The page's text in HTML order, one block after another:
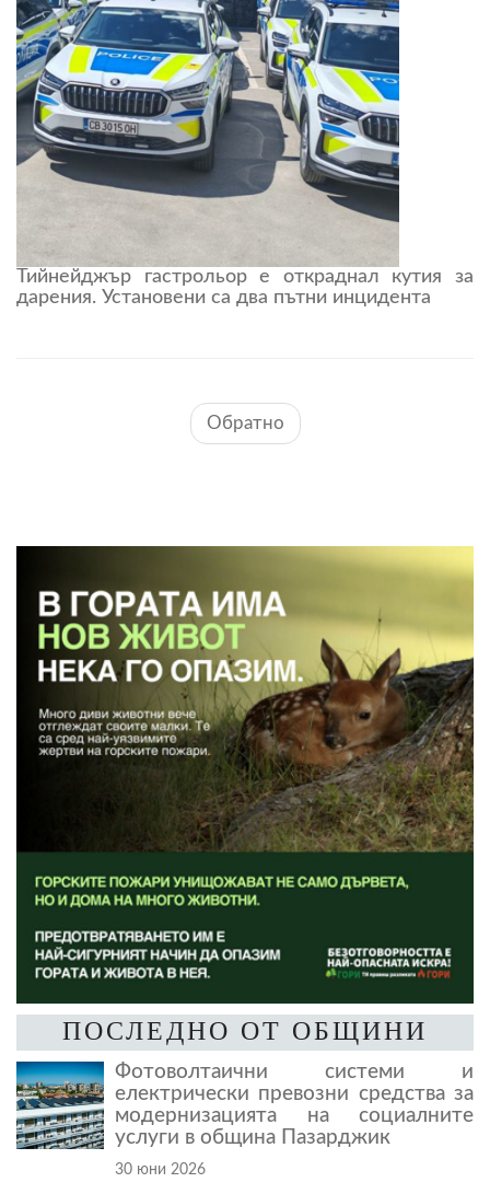
Тийнейджър гастрольор е откраднал кутия за
дарения. Установени са два пътни инцидента
Обратно
ПОСЛЕДНО ОТ ОБЩИНИ
Фотоволтаични системи и
електрически превозни средства за
модернизацията на социалните
услуги в община Пазарджик
30 юни 2026